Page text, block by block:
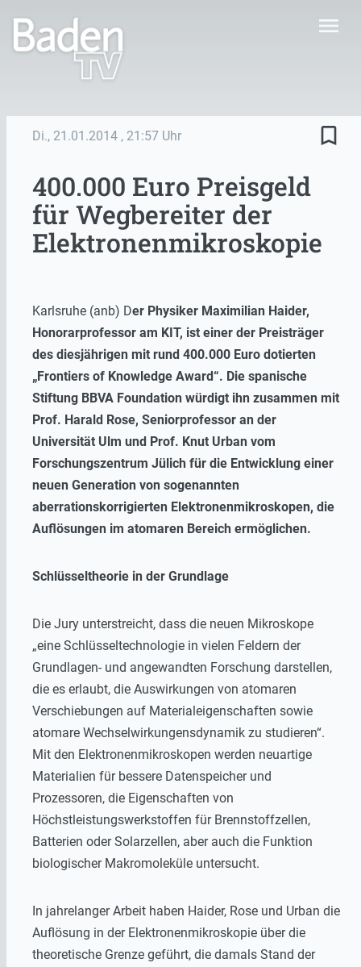
menu
Di., 21.01.2014 , 21:57 Uhr bookmark_border
400.000 Euro Preisgeld
für Wegbereiter der
Elektronenmikroskopie
Karlsruhe (anb) Der Physiker Maximilian Haider,
Honorarprofessor am KIT, ist einer der Preisträger
des diesjährigen mit rund 400.000 Euro dotierten
„Frontiers of Knowledge Award“. Die spanische
Stiftung BBVA Foundation würdigt ihn zusammen mit
Prof. Harald Rose, Seniorprofessor an der
Universität Ulm und Prof. Knut Urban vom
Forschungszentrum Jülich für die Entwicklung einer
neuen Generation von sogenannten
aberrationskorrigierten Elektronenmikroskopen, die
Auflösungen im atomaren Bereich ermöglichen.
Schlüsseltheorie in der Grundlage
Die Jury unterstreicht, dass die neuen Mikroskope
„eine Schlüsseltechnologie in vielen Feldern der
Grundlagen- und angewandten Forschung darstellen,
die es erlaubt, die Auswirkungen von atomaren
Verschiebungen auf Materialeigenschaften sowie
atomare Wechselwirkungensdynamik zu studieren“.
Mit den Elektronenmikroskopen werden neuartige
Materialien für bessere Datenspeicher und
Prozessoren, die Eigenschaften von
Höchstleistungswerkstoffen für Brennstoffzellen,
Batterien oder Solarzellen, aber auch die Funktion
biologischer Makromoleküle untersucht.
In jahrelanger Arbeit haben Haider, Rose und Urban die
Auflösung in der Elektronenmikroskopie über die
theoretische Grenze geführt, die damals Stand der